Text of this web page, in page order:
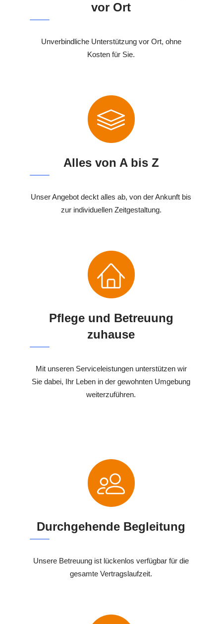
vor Ort
Unverbindliche Unterstützung vor Ort, ohne
Kosten für Sie.
Alles von A bis Z
Unser Angebot deckt alles ab, von der Ankunft bis
zur individuellen Zeitgestaltung.
Pflege und Betreuung
zuhause
Mit unseren Serviceleistungen unterstützen wir
Sie dabei, Ihr Leben in der gewohnten Umgebung
weiterzuführen.
Durchgehende Begleitung
Unsere Betreuung ist lückenlos verfügbar für die
gesamte Vertragslaufzeit.